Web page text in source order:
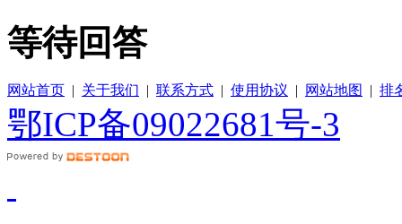
等待回答
网站首页 | 关于我们 | 联系方式 | 使用协议 | 网站地图 | 排
鄂ICP备09022681号-3